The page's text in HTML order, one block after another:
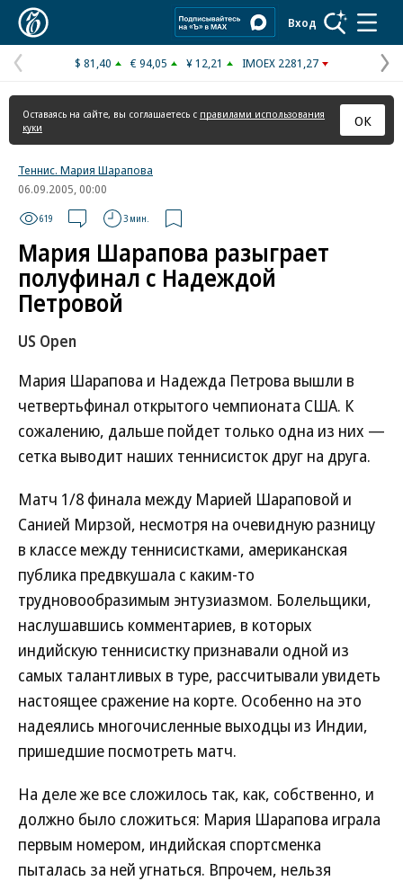
Вход
Предыдущая
страница
$ 81,40 € 94,05 ¥ 12,21 IMOEX 2281,27
Оставаясь на сайте, вы соглашаетесь с правилами использования
куки
ОК
Теннис. Мария Шарапова
06.09.2005, 00:00
619 3 мин.
Мария Шарапова разыграет
полуфинал с Надеждой
Петровой
US Open
Мария Шарапова и Надежда Петрова вышли в
четвертьфинал открытого чемпионата США. К
сожалению, дальше пойдет только одна из них —
сетка выводит наших теннисисток друг на друга.
Матч 1/8 финала между Марией Шараповой и
Санией Мирзой, несмотря на очевидную разницу
в классе между теннисистками, американская
публика предвкушала с каким-то
трудновообразимым энтузиазмом. Болельщики,
наслушавшись комментариев, в которых
индийскую теннисистку признавали одной из
самых талантливых в туре, рассчитывали увидеть
настоящее сражение на корте. Особенно на это
надеялись многочисленные выходцы из Индии,
пришедшие посмотреть матч.
На деле же все сложилось так, как, собственно, и
должно было сложиться: Мария Шарапова играла
первым номером, индийская спортсменка
пыталась за ней угнаться. Впрочем, нельзя